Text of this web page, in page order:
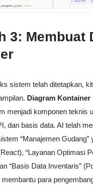
3: Membuat
sistem telah ditetapkan,
Diagram Kontainer
menjadi komponen teknis
dan basis data. AI telah
“Manajemen Gudang”
“Layanan Optimasi
“Basis Data Inventaris”
membantu para